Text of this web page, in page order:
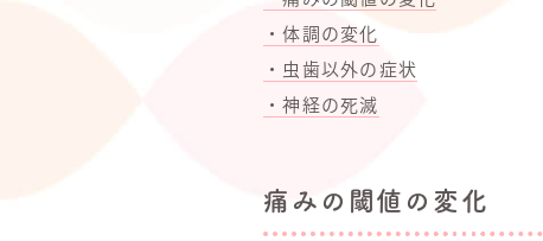
・体調の変化
・虫歯以外の症状
・神経の死滅
痛みの閾値の変化